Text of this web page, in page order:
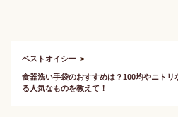
ベストオイシー
食器洗い手袋のおすすめは？100均やニト
る人気なものを教えて！